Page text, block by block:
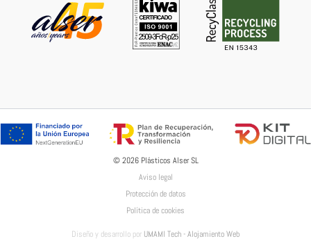
© 2026 Plásticos Alser SL
Aviso legal
Protección de datos
Política de cookies
Diseño y desarrollo por UMAMI Tech - Alojamiento Web